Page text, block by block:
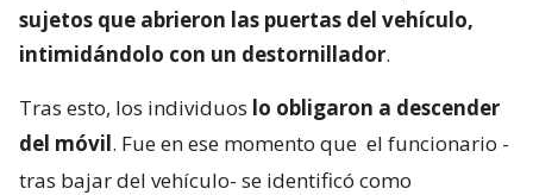
sujetos que abrieron las puertas del vehículo,
intimidándolo con un destornillador.
Tras esto, los individuos lo obligaron a descender
del móvil. Fue en ese momento que el funcionario -
tras bajar del vehículo- se identificó como